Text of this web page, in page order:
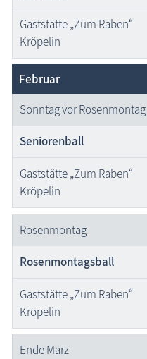
Ostermärkte in M-V
Weihnachtsmärkte in MV
Blog
Gaststätte „Zum Raben“
Kröpelin
Februar
Sonntag vor Rosenmontag
Seniorenball
Gaststätte „Zum Raben“
Kröpelin
Rosenmontag
Rosenmontagsball
Gaststätte „Zum Raben“
Kröpelin
Ende März